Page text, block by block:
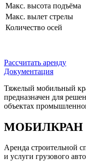
Макс. высота подъёма
Макс. вылет стрелы
Количество осей
Рассчитать аренду
Документация
Тяжелый мобильный
предназначен для
объектах
МОБИЛКРАН
Аренда строительной
и услуги грузового